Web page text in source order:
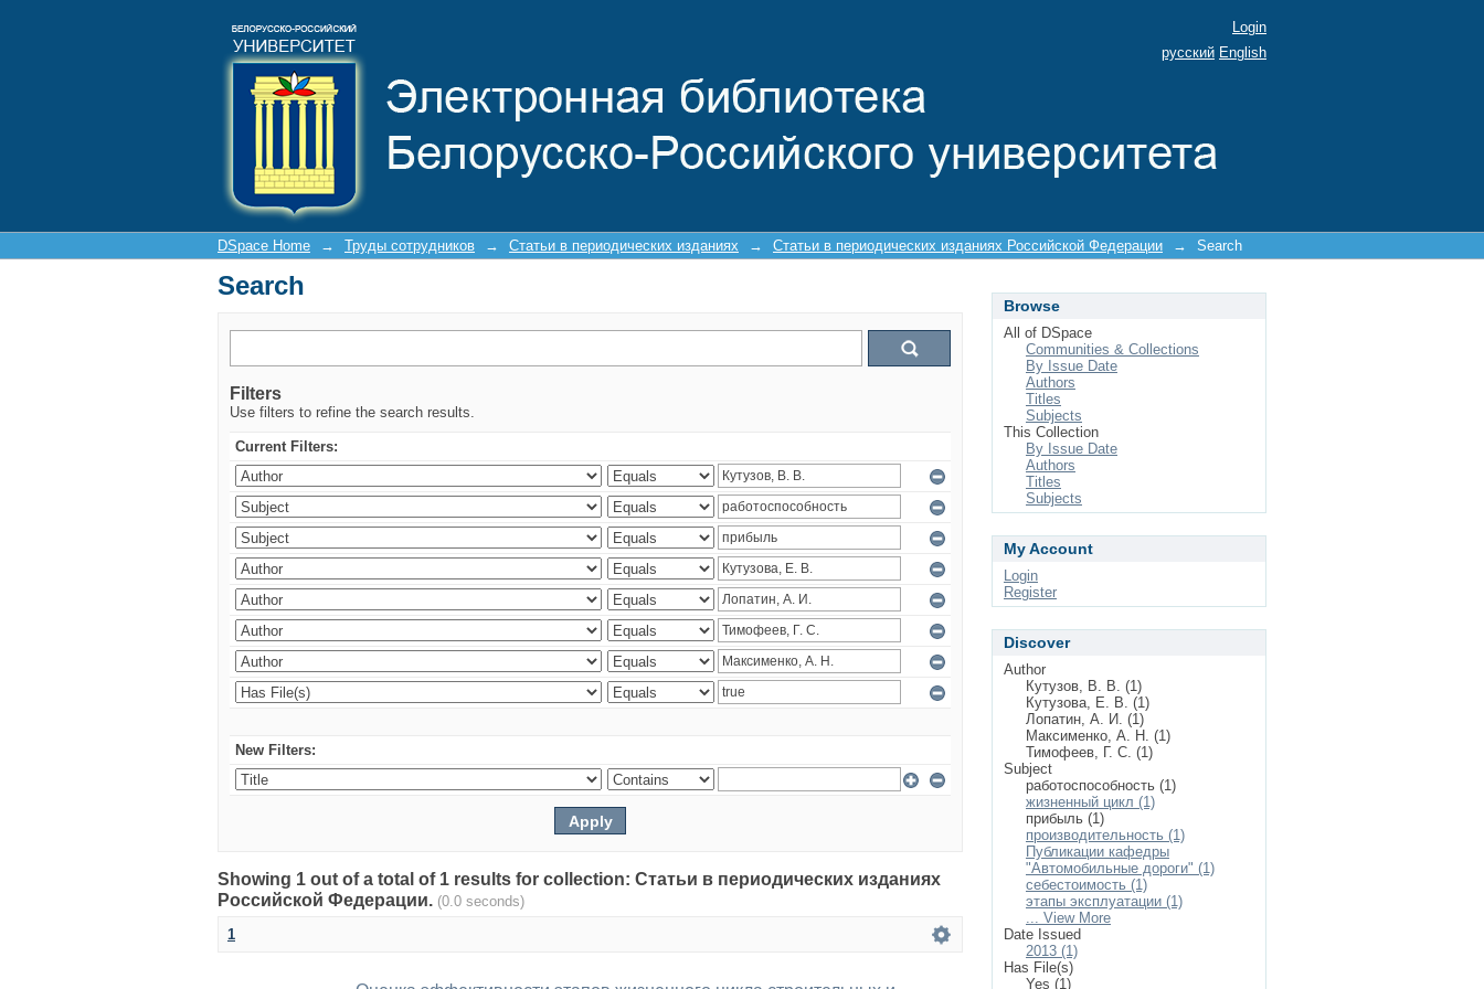
Login
русский English
DSpace Home → Труды сотрудников → Статьи в периодических изданиях → Статьи в периодических изданиях Российской Федерации → Search
Search
Filters
Use filters to refine the search results.
Current Filters:
New Filters:
Showing 1 out of a total of 1 results for collection: Статьи в периодических изданиях
Российской Федерации. (0.0 seconds)
1
Browse
All of DSpace
Communities & Collections
By Issue Date
Authors
Titles
Subjects
This Collection
By Issue Date
Authors
Titles
Subjects
My Account
Login
Register
Discover
Author
Кутузов, В. В. (1)
Кутузова, Е. В. (1)
Лопатин, А. И. (1)
Максименко, А. Н. (1)
Тимофеев, Г. С. (1)
Subject
pаботоспособность (1)
жизненный цикл (1)
прибыль (1)
производительность (1)
Публикации кафедры
"Автомобильные дороги" (1)
себестоимость (1)
этапы эксплуатации (1)
... View More
Date Issued
2013 (1)
Has File(s)
Yes (1)